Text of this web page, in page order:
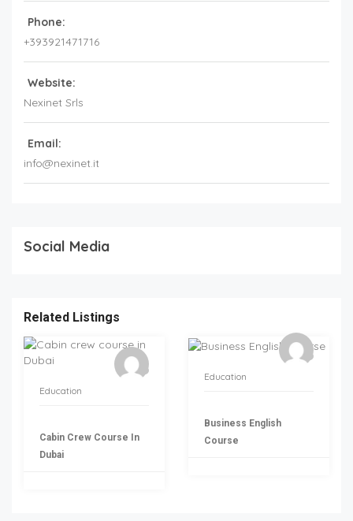
Phone:
+393921471716
Website:
Nexinet Srls
Email:
info@nexinet.it
Social Media
Related Listings
Education
Cabin Crew Course In
Dubai
Education
Business English
Course